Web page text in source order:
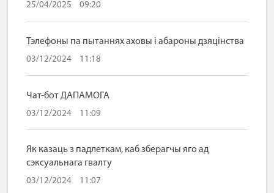
25/04/2025 09:20
Тэлефоны па пытаннях аховы і абароны дзяцінства
03/12/2024 11:18
Чат-бот ДАПАМОГА
03/12/2024 11:09
Як казаць з падлеткам, каб зберагчы яго ад
сэксуальнага гвалту
03/12/2024 11:07